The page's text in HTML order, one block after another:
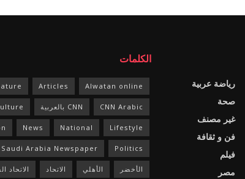
رياضة عربية
صحة
غير مصنف
فن و ثقافة
فيلم
مصر
الكلمات
Alwatan online
Articles
CNN Arabic CNN بالعربية
Lifestyle
National
News
Politics
Saudi Arabia Newspaper
الأخضر الأهلي الاتحاد الاتحاد